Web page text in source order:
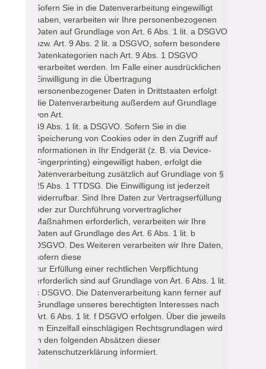
Sofern Sie in die Datenverarbeitung eingewilligt
haben, verarbeiten wir Ihre personenbezogenen
Daten auf Grundlage von Art. 6 Abs. 1 lit. a DSGVO
bzw. Art. 9 Abs. 2 lit. a DSGVO, sofern besondere
Datenkategorien nach Art. 9 Abs. 1 DSGVO
verarbeitet werden. Im Falle einer ausdrücklichen
Einwilligung in die Übertragung
personenbezogener Daten in Drittstaaten erfolgt
die Datenverarbeitung außerdem auf Grundlage
von Art.
49 Abs. 1 lit. a DSGVO. Sofern Sie in die
Speicherung von Cookies oder in den Zugriff auf
Informationen in Ihr Endgerät (z. B. via Device-
Fingerprinting) eingewilligt haben, erfolgt die
Datenverarbeitung zusätzlich auf Grundlage von §
25 Abs. 1 TTDSG. Die Einwilligung ist jederzeit
widerrufbar. Sind Ihre Daten zur Vertragserfüllung
oder zur Durchführung vorvertraglicher
Maßnahmen erforderlich, verarbeiten wir Ihre
Daten auf Grundlage des Art. 6 Abs. 1 lit. b
DSGVO. Des Weiteren verarbeiten wir Ihre Daten,
sofern diese
zur Erfüllung einer rechtlichen Verpflichtung
erforderlich sind auf Grundlage von Art. 6 Abs. 1 lit.
c DSGVO. Die Datenverarbeitung kann ferner auf
Grundlage unseres berechtigten Interesses nach
Art. 6 Abs. 1 lit. f DSGVO erfolgen. Über die jeweils
im Einzelfall einschlägigen Rechtsgrundlagen wird
in den folgenden Absätzen dieser
Datenschutzerklärung informiert.